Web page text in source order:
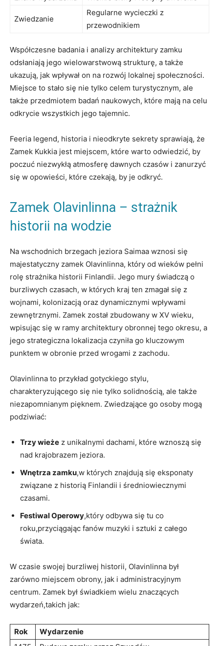
Zwiedzanie
Regularne wycieczki z
przewodnikiem
Współczesne badania i​ analizy architektury zamku
odsłaniają jego wielowarstwową strukturę, a także
ukazują, jak wpływał on ⁣na rozwój lokalnej społeczności.
Miejsce to stało się nie tylko celem turystycznym, ale
także ⁢przedmiotem badań naukowych, które mają na celu
odkrycie wszystkich jego tajemnic.
Feeria legend, historia i nieodkryte sekrety⁣ sprawiają, że
Zamek Kukkia jest miejscem, które warto odwiedzić, by
poczuć niezwykłą atmosferę dawnych czasów i zanurzyć
się w opowieści, które czekają, ‌by‌ je odkryć.
Zamek‍ Olavinlinna – ⁢strażnik
historii na wodzie
Na wschodnich brzegach jeziora Saimaa⁤ wznosi się
majestatyczny zamek Olavinlinna, który od wieków pełni⁢
rolę strażnika ⁤historii Finlandii. Jego mury świadczą o
burzliwych czasach, w których kraj ten zmagał się z
⁤wojnami, kolonizacją oraz⁢ dynamicznymi wpływami
zewnętrznymi. Zamek został zbudowany‍ w XV wieku,
wpisując się w ramy architektury​ obronnej tego‍ okresu, a
jego strategiczna lokalizacja czyniła⁢ go kluczowym ​
punktem w obronie przed wrogami‌ z zachodu.
Olavinlinna to przykład gotyckiego stylu,
charakteryzującego się nie tylko ⁤solidnością, ale także
niezapomnianym pięknem. Zwiedzające go osoby mogą
podziwiać:
Trzy wieże z unikalnymi dachami, które wznoszą się
nad​ krajobrazem jeziora.
Wnętrza zamku,w których znajdują się eksponaty
związane z historią Finlandii i średniowiecznymi
czasami.
Festiwal Operowy,który odbywa ⁤się tu co
roku,przyciągając fanów ⁢muzyki i ‌sztuki z całego
świata.
W czasie swojej ⁢burzliwej historii, Olavinlinna był
zarówno miejscem obrony, jak ⁤i administracyjnym
centrum. Zamek był świadkiem wielu znaczących
wydarzeń,takich jak:
Rok
Wydarzenie